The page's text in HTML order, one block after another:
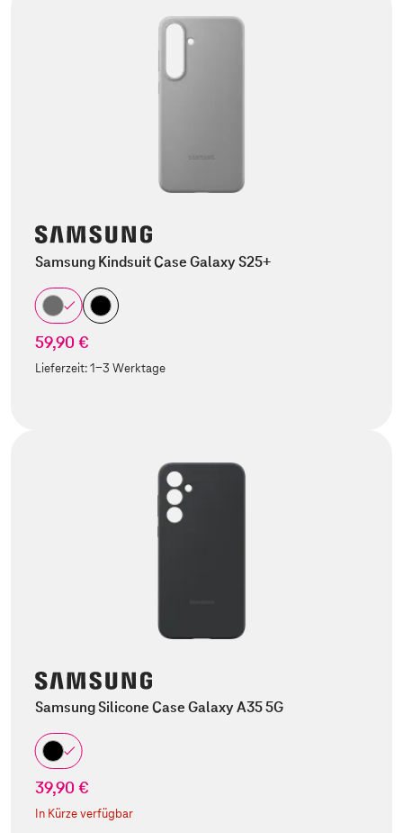
Samsung Kindsuit Case Galaxy S25+
59,90 €
Lieferzeit:1-3 Werktage
Samsung Silicone Case Galaxy A35 5G
39,90 €
In Kürze verfügbar